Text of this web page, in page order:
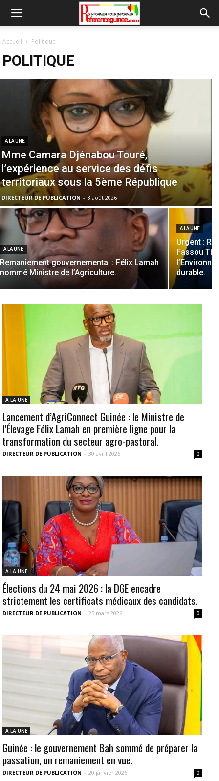
Accueil Politique
POLITIQUE
A LA UNE
Mme Camara Djénabou Touré,
l’expérience au service des défis
territoriaux sous la 5ème République
DIRECTEUR DE PUBLICATION - 3 août 2026
A LA UNE
Remaniement gouvernemental : Félix Lamah
nommé Ministre de l’Agriculture.
A LA UNE
Urgent :
Fassou
durable.
A LA UNE
Lancement d’AgriConnect Guinée : le Ministre de
l’Élevage Félix Lamah en première ligne pour la
transformation du secteur agro-pastoral.
DIRECTEUR DE PUBLICATION - 30 avril 2026 0
A LA UNE
Élections du 24 mai 2026 : la DGE encadre
strictement les certificats médicaux des candidats.
DIRECTEUR DE PUBLICATION - 25 mars 2026 0
A LA UNE
Guinée : le gouvernement Bah sommé de préparer la
passation, un remaniement en vue.
DIRECTEUR DE PUBLICATION - 20 janvier 2026 0